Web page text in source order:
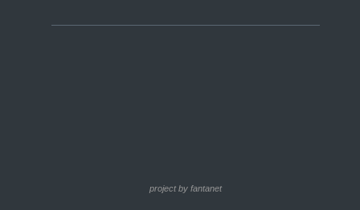
project by fantanet